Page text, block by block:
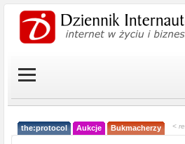
the:protocol Aukcje Bukmacherzy <